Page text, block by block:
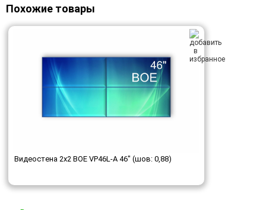
Похожие товары
Видеостена 2x2 BOE VP46L-A 46" (шов: 0,88)